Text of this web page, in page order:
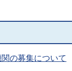
の募集について